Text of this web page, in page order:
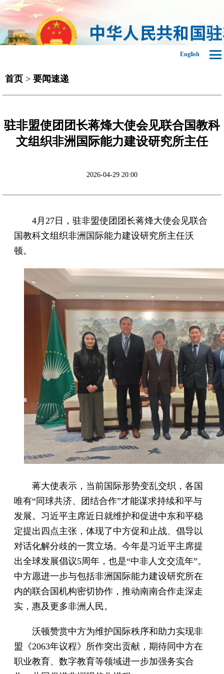
English
首页 > 要闻速递
驻非盟使团团长蒋烽大使会见联合国教科
文组织非洲国际能力建设研究所主任
2026-04-29 20:00
4月27日，驻非盟使团团长蒋烽大使会见联合
国教科文组织非洲国际能力建设研究所主任沃
顿。
蒋大使表示，当前国际形势变乱交织，各国
唯有“同球共济、团结合作”才能谋求持续和平与
发展。习近平主席近日就维护和促进中东和平稳
定提出四点主张，体现了中方促和止战、倡导以
对话化解分歧的一贯立场。今年是习近平主席提
出全球发展倡议5周年，也是“中非人文交流年”。
中方愿进一步与包括非洲国际能力建设研究所在
内的联合国机构密切协作，推动南南合作走深走
实，惠及更多非洲人民。
沃顿赞赏中方为维护国际秩序和助力实现非
盟《2063年议程》所作突出贡献，期待同中方在
职业教育、数字教育等领域进一步加强务实合